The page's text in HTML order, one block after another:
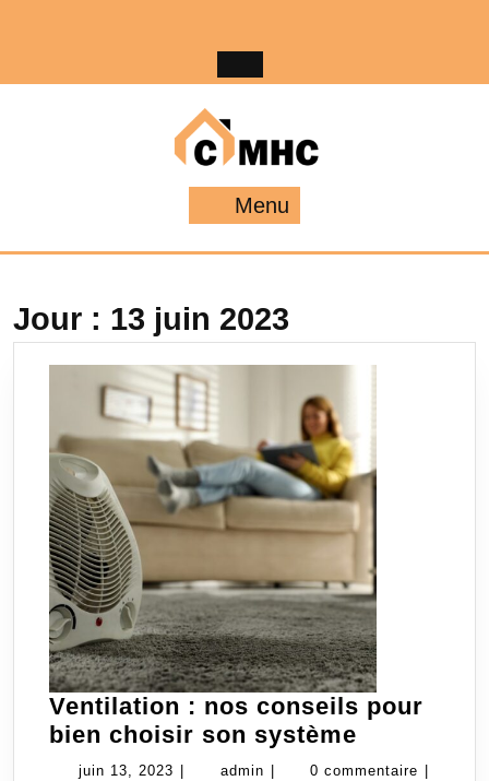
Menu
Jour : 13 juin 2023
Ventilation : nos conseils pour
bien choisir son système
:
juin 13, 2023 juin
admin admin0 commentaire